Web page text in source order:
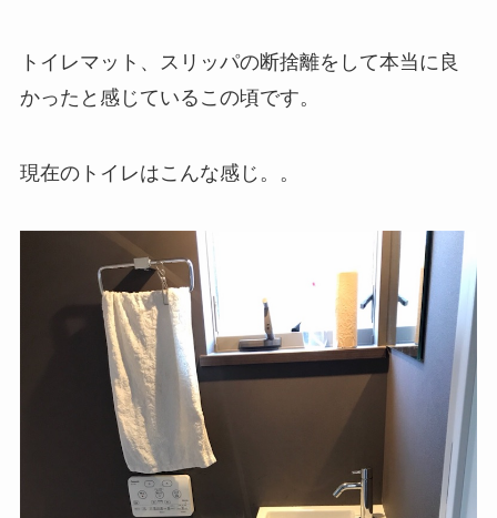
トイレマット、スリッパの断捨離をして本当に良
かったと感じているこの頃です。
現在のトイレはこんな感じ。。